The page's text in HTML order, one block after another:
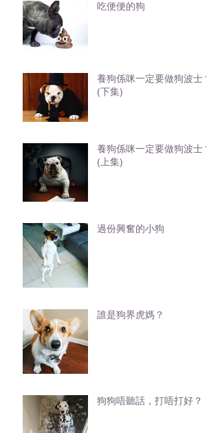
吃便便的狗
養狗係咪一定要做狗波士？
(下集)
養狗係咪一定要做狗波士？
(上集)
過份興奮的小狗
誰是狗界虎媽？
狗狗唔聽話，打唔打好？